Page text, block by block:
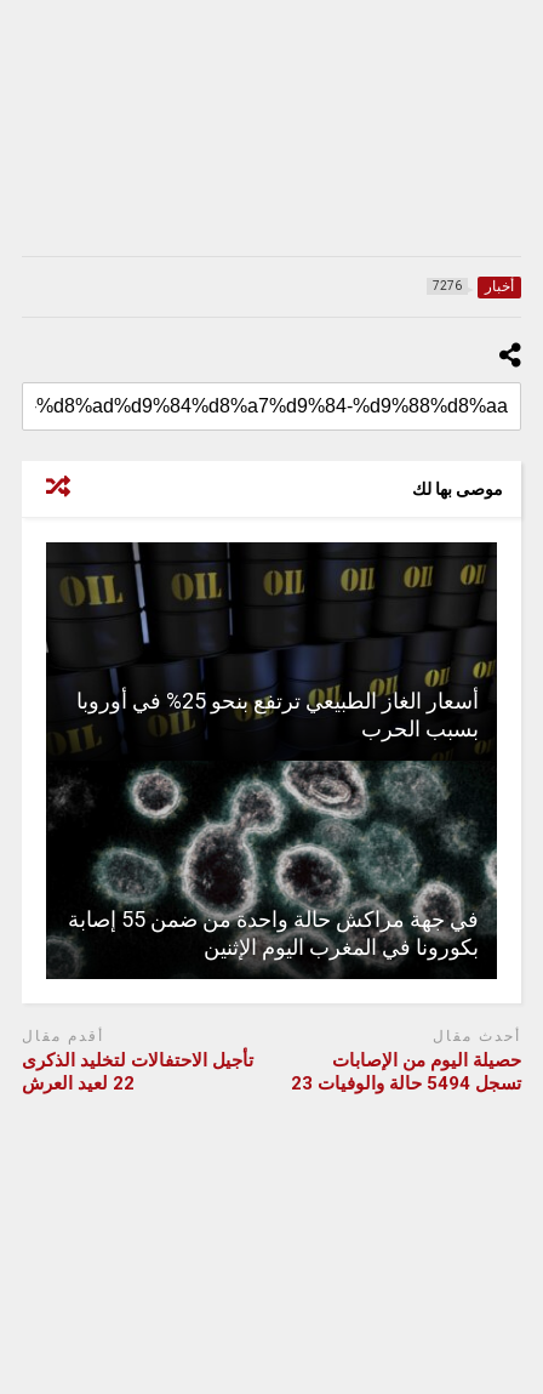
أخبار 7276
موصى بها لك
أسعار الغاز الطبيعي ترتفع بنحو 25% في أوروبا
بسبب الحرب
في جهة مراكش حالة واحدة من ضمن 55 إصابة
بكورونا في المغرب اليوم الإثنين
أحدث مقال
حصيلة اليوم من الإصابات
تسجل 5494 حالة والوفيات 23
أقدم مقال
تأجيل الاحتفالات لتخليد الذكرى
22 لعيد العرش